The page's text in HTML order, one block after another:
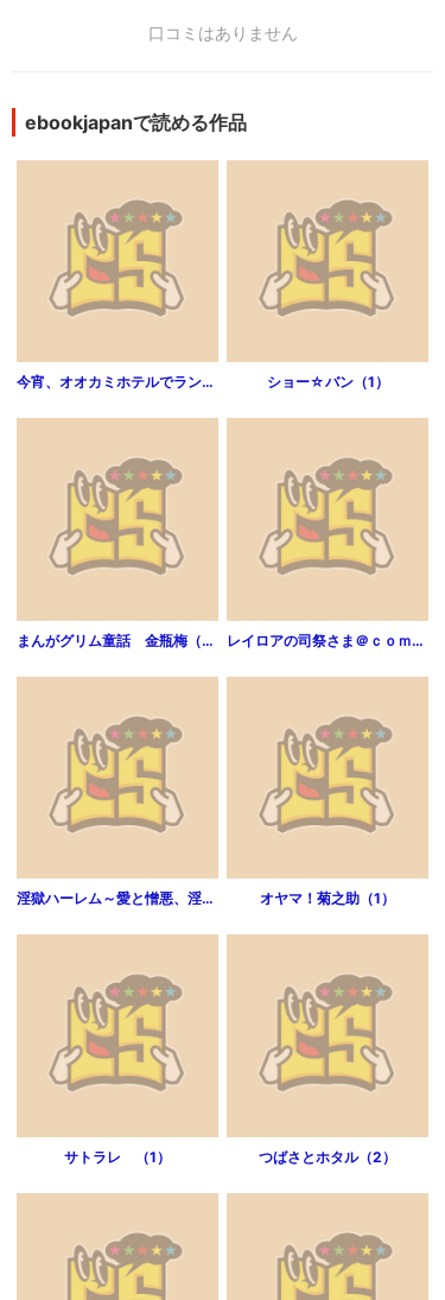
口コミはありません
ebookjapanで読める作品
今宵、オオカミホテルでランデヴー(話売り)（2） ショー☆バン（1）
まんがグリム童話 金瓶梅（2） レイロアの司祭さま＠ｃｏｍｉｃ（1）
淫獄ハーレム～愛と憎悪、淫らな調教館 （1） オヤマ！菊之助（1）
サトラレ （1） つばさとホタル（2）